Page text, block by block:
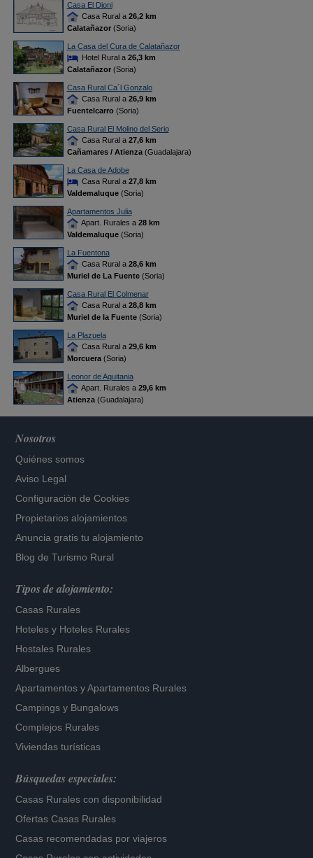
Casa El Dioni
Casa Rural a 26,2 km
Calatañazor(Soria)
La Casa del Cura de Calatañazor
Hotel Rural a 26,3 km
Calatañazor(Soria)
Casa Rural Ca´l Gonzalo
Casa Rural a 26,9 km
Fuentelcarro(Soria)
Casa Rural El Molino del Serio
Casa Rural a 27,6 km
Cañamares / Atienza(Guadalajara)
La Casa de Adobe
Casa Rural a 27,8 km
Valdemaluque(Soria)
Apartamentos Julia
Apart. Rurales a 28 km
Valdemaluque(Soria)
La Fuentona
Casa Rural a 28,6 km
Muriel de La Fuente(Soria)
Casa Rural El Colmenar
Casa Rural a 28,8 km
Muriel de la Fuente(Soria)
La Plazuela
Casa Rural a 29,6 km
Morcuera(Soria)
Leonor de Aquitania
Apart. Rurales a 29,6 km
Atienza(Guadalajara)
Nosotros
Quiénes somos
Aviso Legal
Configuración de Cookies
Propietarios alojamientos
Anuncia gratis tu alojamiento
Blog de Turismo Rural
Tipos de alojamiento:
Casas Rurales
Hoteles y Hoteles Rurales
Hostales Rurales
Albergues
Apartamentos yApartamentos Rurales
Campings y Bungalows
Complejos Rurales
Viviendas turísticas
Búsquedas especiales:
Casas Rurales con disponibilidad
Ofertas Casas Rurales
Casas recomendadas por viajeros